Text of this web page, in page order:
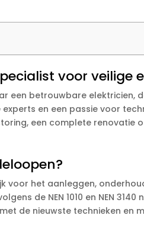
voor veilige
een betrouwbare elektricien,
en een passie voor
een complete renovatie
voor het aanleggen,
de NEN 1010 en NEN
de nieuwste technieken en